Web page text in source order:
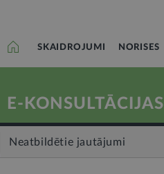
SKAIDROJUMI NORISES
E-KONSULTĀCIJAS
Neatbildētie jautājumi